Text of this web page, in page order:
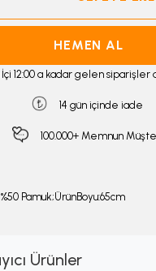
HEMEN AL
12:00 a kadar gelen siparişler
14 gün içinde iade
100.000+ Memnun
Pamuk;ÜrünBoyu:65cm
Ürünler